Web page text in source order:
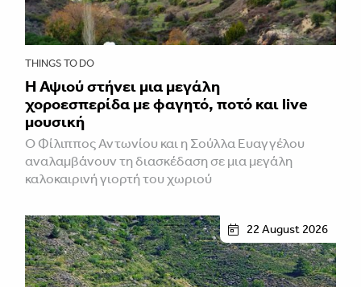
THINGS TO DO
Η Αψιού στήνει μια μεγάλη
χοροεσπερίδα με φαγητό, ποτό και live
μουσική
Ο Φίλιππος Αντωνίου και η Σούλλα Ευαγγέλου
αναλαμβάνουν τη διασκέδαση σε μια μεγάλη
καλοκαιρινή γιορτή του χωριού
22 August 2026